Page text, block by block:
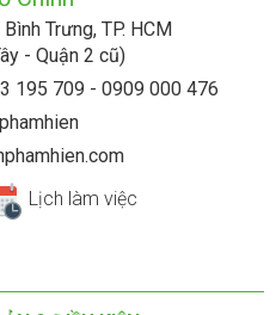
Trưng, TP. HCM
- Quận 2 cũ)
195 709 - 0909 000 476
Lịch làm việc